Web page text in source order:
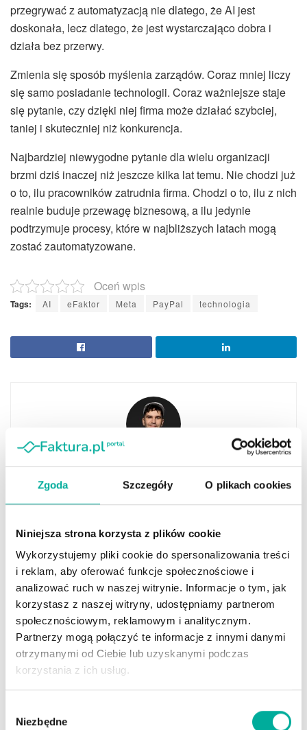
Zgoda Szczegóły O plikach cookies
Niniejsza strona korzysta z plików cookie
Wykorzystujemy pliki cookie do spersonalizowania treści
i reklam, aby oferować funkcje społecznościowe i
analizować ruch w naszej witrynie. Informacje o tym, jak
korzystasz z naszej witryny, udostępniamy partnerom
społecznościowym, reklamowym i analitycznym.
Partnerzy mogą połączyć te informacje z innymi danymi
otrzymanymi od Ciebie lub uzyskanymi podczas
korzystania z ich usług.
zgody
Niezbędne
przegrywać z automatyzacją nie dlatego, że AI jest
doskonała, lecz dlatego, że jest wystarczająco dobra i
działa bez przerwy.
Zmienia się sposób myślenia zarządów. Coraz mniej liczy
się samo posiadanie technologii. Coraz ważniejsze staje
się pytanie, czy dzięki niej firma może działać szybciej,
taniej i skuteczniej niż konkurencja.
Najbardziej niewygodne pytanie dla wielu organizacji
brzmi dziś inaczej niż jeszcze kilka lat temu. Nie chodzi już
o to, ilu pracowników zatrudnia firma. Chodzi o to, ilu z nich
realnie buduje przewagę biznesową, a ilu jedynie
podtrzymuje procesy, które w najbliższych latach mogą
zostać zautomatyzowane.
Oceń wpis
Tags: AI eFaktor Meta PayPal technologia
Dominik Bożek
Autor kilkudziesięciu artykułów o tematyce biznesowej w
branżowych mediach. Od lat realizuje misję edukowania
faktoringu poprzez tworzenie i dystrybuowanie treści.
Absolwent Politechniki Warszawskiej, gdzie uzyskał tytuł
magistra Administracji ze specjalizacją Finanse i
Bankowość. Redaktor naczelny biznesowego serwisu
portal.faktura.pl.